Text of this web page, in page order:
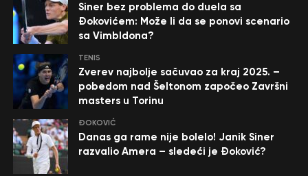
Siner bez problema do duela sa
Đokovićem: Može li da se ponovi scenario
sa Vimbldona?
TENIS
Zverev najbolje sačuvao za kraj 2025. –
pobedom nad Šeltonom započeo Završni
masters u Torinu
ĐOKOVIĆ
Danas ga rame nije bolelo! Janik Siner
razvalio Amera – sledeći je Đoković?